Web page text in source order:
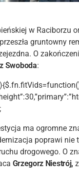
w Raciborzu
gruntowny
O
Swoboda:
ma ogromne
poprawi
drogowego. O
Grzegorz Niestrój,